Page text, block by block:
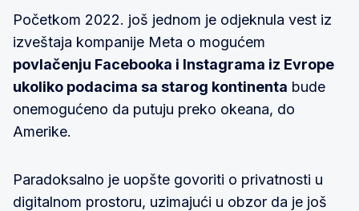
Početkom 2022. još jednom je odjeknula vest iz
izveštaja kompanije Meta o mogućem
povlačenju Facebooka i Instagrama iz Evrope
ukoliko podacima sa starog kontinenta bude
onemogućeno da putuju preko okeana, do
Amerike.
Paradoksalno je uopšte govoriti o privatnosti u
digitalnom prostoru, uzimajući u obzor da je još